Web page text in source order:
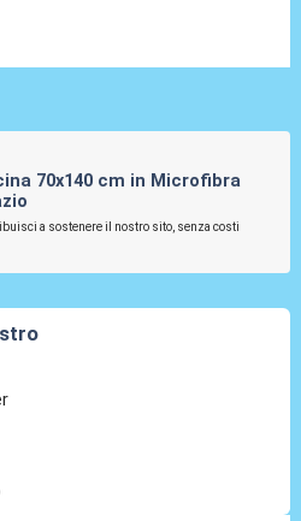
70x140 cm in Microfibra
a sostenere il nostro sito, senza costi